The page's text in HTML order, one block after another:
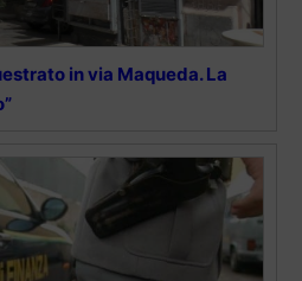
in via Maqueda. La